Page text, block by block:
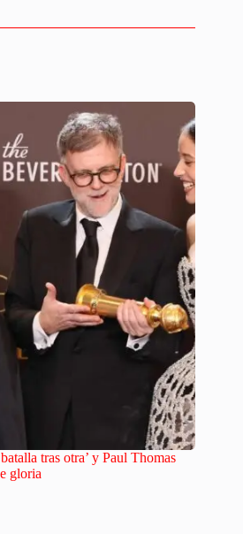
tras otra’ y Paul Thomas
gloria